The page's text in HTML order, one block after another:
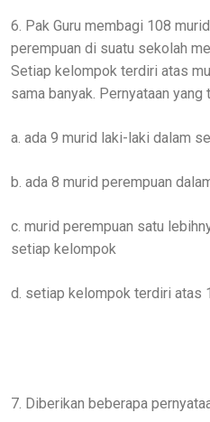
6. Pak Guru membagi 108
perempuan di suatu sekolah
Setiap kelompok terdiri atas
sama banyak. Pernyataan yang
a. ada 9 murid laki-laki dalam
b. ada 8 murid perempuan
c. murid perempuan satu
setiap kelompok
d. setiap kelompok terdiri atas
7. Diberikan beberapa